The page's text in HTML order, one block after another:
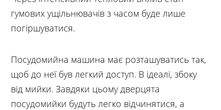
гумових ущільнювачів з часом буде лише
погіршуватися.
Посудомийна машина має розташуватись так,
щоб до неї був легкий доступ. В ідеалі, збоку
від мийки. Завдяки цьому дверцята
посудомийки будуть легко відчинятися, а